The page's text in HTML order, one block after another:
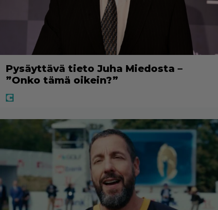
Pysäyttävä tieto Juha Miedosta –
”Onko tämä oikein?”